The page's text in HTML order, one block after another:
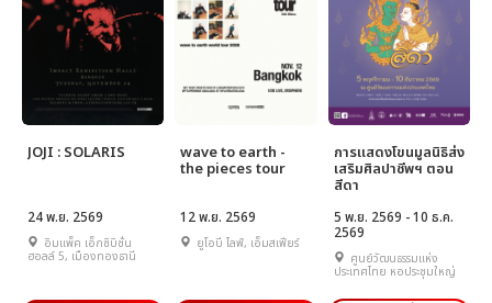
JOJI : SOLARIS
24 พ.ย. 2569
อิมแพ็ค เอ็กซิบิชั่น
ฮอลล์ 5, เมืองทองธานี
wave to earth -
the pieces tour
12 พ.ย. 2569
ยูโอบี ไลฟ์, เอ็มสเฟียร์
การแสดงโขนมูลนิธิส่ง
เสริมศิลปาชีพฯ ตอน
สีดา
5 พ.ย. 2569 - 10 ธ.ค.
2569
ศูนย์วัฒนธรรมแห่ง
ประเทศไทย หอประชุมใหญ่